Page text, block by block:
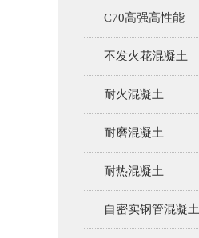
C70高强高性能
不发火花混凝土
耐火混凝土
耐磨混凝土
耐热混凝土
自密实钢管混凝土